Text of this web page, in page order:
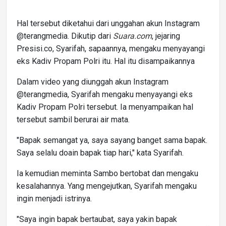
Hal tersebut diketahui dari unggahan akun Instagram
@terangmedia. Dikutip dari Suara.com, jejaring
Presisi.co, Syarifah, sapaannya, mengaku menyayangi
eks Kadiv Propam Polri itu. Hal itu disampaikannya
Dalam video yang diunggah akun Instagram
@terangmedia, Syarifah mengaku menyayangi eks
Kadiv Propam Polri tersebut. Ia menyampaikan hal
tersebut sambil berurai air mata.
"Bapak semangat ya, saya sayang banget sama bapak.
Saya selalu doain bapak tiap hari," kata Syarifah.
Ia kemudian meminta Sambo bertobat dan mengaku
kesalahannya. Yang mengejutkan, Syarifah mengaku
ingin menjadi istrinya.
"Saya ingin bapak bertaubat, saya yakin bapak